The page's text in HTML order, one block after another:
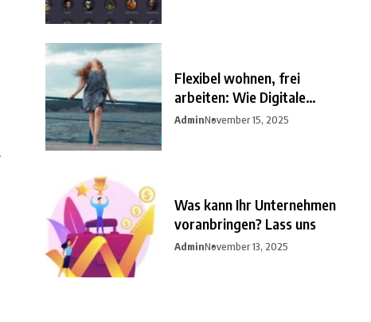
Flexibel wohnen, frei
arbeiten: Wie Digitale
Nomaden
AdminNovember 15, 2025
Was kann Ihr Unternehmen
voranbringen? Lass uns
AdminNovember 13, 2025